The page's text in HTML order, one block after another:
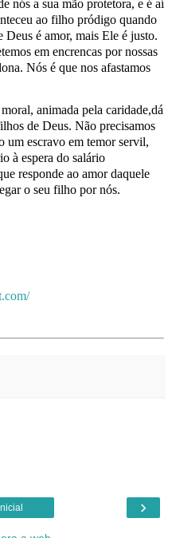
nós a sua mão protetora, e é aí
ao filho pródigo quando
Deus é amor, mais Ele é justo.
em encrencas por nossas
Nós é que nos afastamos
animada pela caridade,dá
de Deus. Não precisamos
um escravo em temor servil,
à espera do salário
responde ao amor daquele
o seu filho por nós.
›